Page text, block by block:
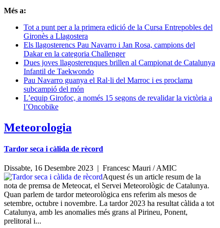
Més a:
Tot a punt per a la primera edició de la Cursa Entrepobles del
Gironès a Llagostera
Els llagosterencs Pau Navarro i Jan Rosa, campions del
Dakar en la categoria Challenger
Dues joves llagosterenques brillen al Campionat de Catalunya
Infantil de Taekwondo
Pau Navarro guanya el Ral·li del Marroc i es proclama
subcampió del món
L’equip Girofoc, a només 15 segons de revalidar la victòria a
l’Oncobike
Meteorologia
Tardor seca i càlida de rècord
Dissabte, 16 Desembre 2023 | Francesc Mauri / AMIC
Aquest és un article resum de la
nota de premsa de Meteocat, el Servei Meteorològic de Catalunya.
Quan parlem de tardor meteorològica ens referim als mesos de
setembre, octubre i novembre. La tardor 2023 ha resultat càlida a tot
Catalunya, amb les anomalies més grans al Pirineu, Ponent,
prelitoral i...